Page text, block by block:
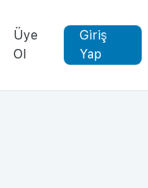
Üye
Ol
Giriş
Yap